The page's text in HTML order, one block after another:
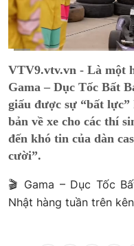
VTV9.vtv.vn - Là một
Gama – Dục Tốc Bất
giấu được sự “bất
bản về xe cho các thí
đến khó tin của dàn
cười”.
🎬 Gama – Dục Tốc
Nhật hàng tuần trên